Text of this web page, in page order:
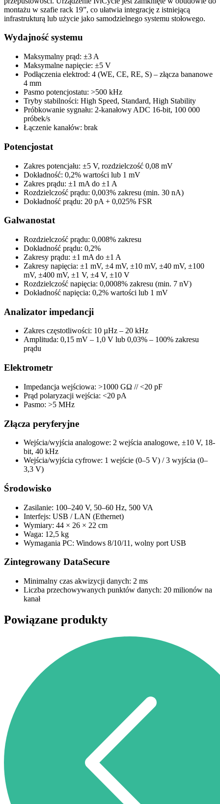
montażu w szafie rack 19”, co ułatwia integrację z istniejącą
infrastrukturą lub użycie jako samodzielnego systemu stołowego.
Wydajność systemu
Maksymalny prąd: ±3 A
Maksymalne napięcie: ±5 V
Podłączenia elektrod: 4 (WE, CE, RE, S) – złącza bananowe
4 mm
Pasmo potencjostatu: >500 kHz
Tryby stabilności: High Speed, Standard, High Stability
Próbkowanie sygnału: 2-kanałowy ADC 16-bit, 100 000
próbek/s
Łączenie kanałów: brak
Potencjostat
Zakres potencjału: ±5 V, rozdzielczość 0,08 mV
Dokładność: 0,2% wartości lub 1 mV
Zakres prądu: ±1 mA do ±1 A
Rozdzielczość prądu: 0,003% zakresu (min. 30 nA)
Dokładność prądu: 20 pA + 0,025% FSR
Galwanostat
Rozdzielczość prądu: 0,008% zakresu
Dokładność prądu: 0,2%
Zakresy prądu: ±1 mA do ±1 A
Zakresy napięcia: ±1 mV, ±4 mV, ±10 mV, ±40 mV, ±100
mV, ±400 mV, ±1 V, ±4 V, ±10 V
Rozdzielczość napięcia: 0,0008% zakresu (min. 7 nV)
Dokładność napięcia: 0,2% wartości lub 1 mV
Analizator impedancji
Zakres częstotliwości: 10 µHz – 20 kHz
Amplituda: 0,15 mV – 1,0 V lub 0,03% – 100% zakresu
prądu
Elektrometr
Impedancja wejściowa: >1000 GΩ // <20 pF
Prąd polaryzacji wejścia: <20 pA
Pasmo: >5 MHz
Złącza peryferyjne
Wejścia/wyjścia analogowe: 2 wejścia analogowe, ±10 V, 18-
bit, 40 kHz
Wejścia/wyjścia cyfrowe: 1 wejście (0–5 V) / 3 wyjścia (0–
3,3 V)
Środowisko
Zasilanie: 100–240 V, 50–60 Hz, 500 VA
Interfejs: USB / LAN (Ethernet)
Wymiary: 44 × 26 × 22 cm
Waga: 12,5 kg
Wymagania PC: Windows 8/10/11, wolny port USB
Zintegrowany DataSecure
Minimalny czas akwizycji danych: 2 ms
Liczba przechowywanych punktów danych: 20 milionów na
kanał
Powiązane produkty